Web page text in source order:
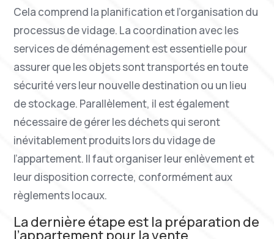
Cela comprend la planification et l’organisation du
processus de vidage. La coordination avec les
services de déménagement est essentielle pour
assurer que les objets sont transportés en toute
sécurité vers leur nouvelle destination ou un lieu
de stockage. Parallèlement, il est également
nécessaire de gérer les déchets qui seront
inévitablement produits lors du vidage de
l’appartement. Il faut organiser leur enlèvement et
leur disposition correcte, conformément aux
règlements locaux.
La dernière étape est la préparation de
l’appartement pour la vente.